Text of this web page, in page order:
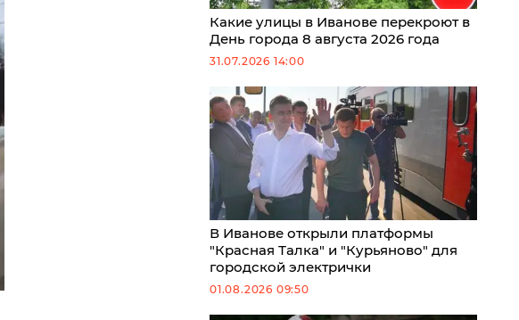
Какие улицы в Иванове перекроют в
День города 8 августа 2026 года
31.07.2026 14:00
В Иванове открыли платформы
"Красная Талка" и "Курьяново" для
городской электрички
01.08.2026 09:50